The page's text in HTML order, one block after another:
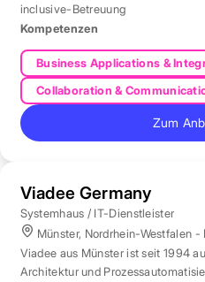
inclusive-Betreuung
Kompetenzen
Business Applications &
Collaboration &
Zum
Viadee Germany
Systemhaus / IT-Dienstleister
Münster, Nordrhein-Westfalen -
Viadee aus Münster ist seit 1994
Architektur und